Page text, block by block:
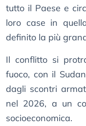
tutto il Paese e
loro case in
definito la più
Il conflitto si
fuoco, con il
dagli scontri
nel 2026, a un
socioeconomica.